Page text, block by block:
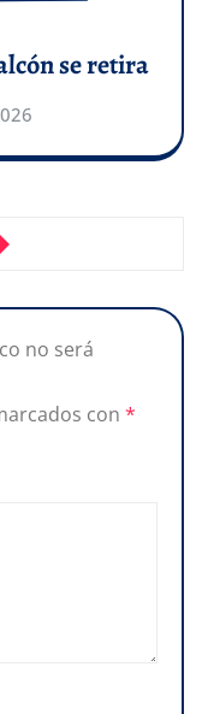
se retira
no será
con *